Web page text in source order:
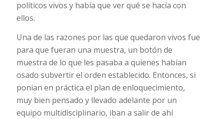
políticos vivos y había que ver qué se hacía con
ellos.
Una de las razones por las que quedaron vivos fue
para que fueran una muestra, un botón de
muestra de lo que les pasaba a quienes habían
osado subvertir el orden establecido. Entonces, si
ponían en práctica el plan de enloquecimiento,
muy bien pensado y llevado adelante por un
equipo multidisciplinario, iban a salir de ahí